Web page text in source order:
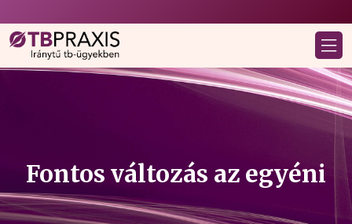
Fontos változás az egyéni